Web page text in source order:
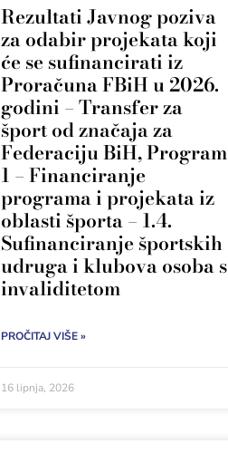
Rezultati Javnog poziva
za odabir projekata koji
će se sufinancirati iz
Proračuna FBiH u 2026.
godini – Transfer za
šport od značaja za
Federaciju BiH, Program
1 – Financiranje
programa i projekata iz
oblasti športa – 1.4.
Sufinanciranje športskih
udruga i klubova osoba s
invaliditetom
PROČITAJ VIŠE »
16 lipnja, 2026